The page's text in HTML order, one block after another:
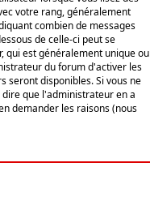
votre rang, généralement
combien de messages
de celle-ci peut se
qui est généralement unique ou
du forum d'activer les
seront disponibles. Si vous ne
que l'administrateur en a
demander les raisons (nous